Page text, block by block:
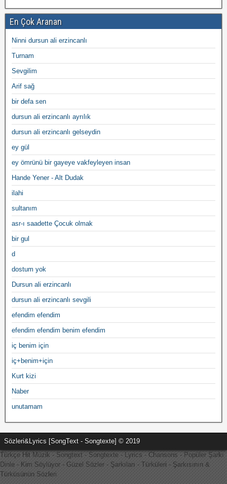
En Çok Aranan
Ninni dursun ali erzincanlı
Turnam
Sevgilim
Arif sağ
bir defa sen
dursun ali erzincanlı ayrılık
dursun ali erzincanlı gelseydin
ey gül
ey ömrünü bir gayeye vakfeyleyen insan
Hande Yener - Alt Dudak
ilahi
sultanım
asr-ı saadette Çocuk olmak
bir gul
d
dostum yok
Dursun ali erzincanlı
dursun ali erzincanlı sevgili
efendim efendim
efendim efendim benim efendim
iç benim için
iç+benim+için
Kurt kizi
Naber
unutamam
Sözleri&Lyrics [SongText - Songtexte] © 2019
Türkçe Hit Müzik - Songtext - Songtexte - Lyrics - Chansons - Popüler Şarkı
Dinle - Kim Söylüyor - Güzel Sözler - Şarkıları - Türküleri - Şarkısının &
Türküsünün Sözleri